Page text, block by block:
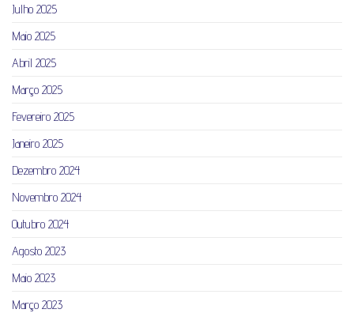
Julho 2025
Maio 2025
Abril 2025
Março 2025
Fevereiro 2025
Janeiro 2025
Dezembro 2024
Novembro 2024
Outubro 2024
Agosto 2023
Maio 2023
Março 2023